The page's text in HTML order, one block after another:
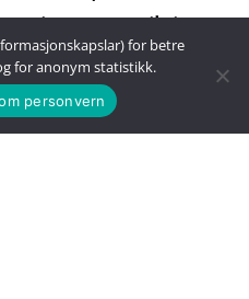
eit stort og viktig
mykje å by på!
for betre
for anonym statistikk.
personvern